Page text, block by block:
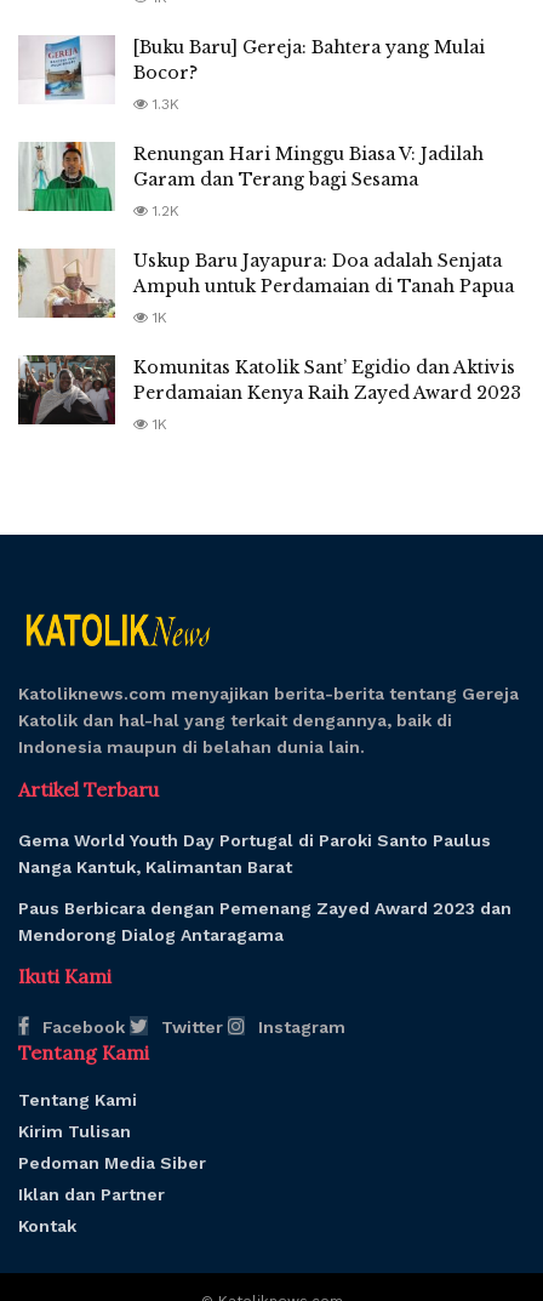
[Buku Baru] Gereja: Bahtera yang Mulai
Bocor?
1.3K
Renungan Hari Minggu Biasa V: Jadilah
Garam dan Terang bagi Sesama
1.2K
Uskup Baru Jayapura: Doa adalah Senjata
Ampuh untuk Perdamaian di Tanah Papua
1K
Komunitas Katolik Sant’ Egidio dan Aktivis
Perdamaian Kenya Raih Zayed Award 2023
1K
Katoliknews.com menyajikan berita-berita tentang Gereja
Katolik dan hal-hal yang terkait dengannya, baik di
Indonesia maupun di belahan dunia lain.
Artikel Terbaru
Gema World Youth Day Portugal di Paroki Santo Paulus
Nanga Kantuk, Kalimantan Barat
Paus Berbicara dengan Pemenang Zayed Award 2023 dan
Mendorong Dialog Antaragama
Ikuti Kami
Facebook Twitter Instagram
Tentang Kami
Tentang Kami
Kirim Tulisan
Pedoman Media Siber
Iklan dan Partner
Kontak